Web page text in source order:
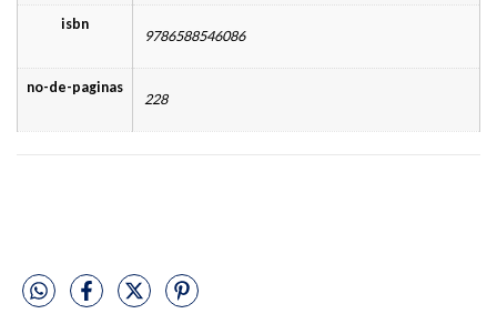
isbn
9786588546086
no-de-paginas
228